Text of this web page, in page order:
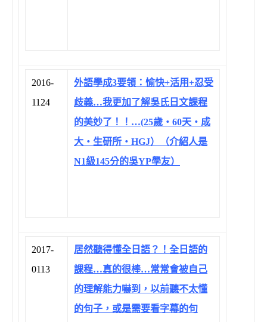
2016-
1124
外語學成3要領：愉快+活用+忍受
歧義…我更加了解吳氏日文課程
的美妙了！！…(25歲‧60天‧成
大‧生研所‧HGJ）（介紹人是
N1級145分的吳YP學友）
2017-
0113
居然聽得懂全日語？！全日語的
課程…真的很棒…常常會被自己
的理解能力嚇到，以前聽不太懂
的句子，或是需要看字幕的句